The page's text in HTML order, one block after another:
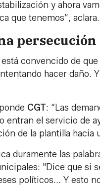
y ahora
que tenemos”, aclara.
persecución
está convencido de
hacer daño.
CGT: “Las
entran el servicio de
de la plantilla hacia
duramente las
"Dice que si
políticos... Y esto